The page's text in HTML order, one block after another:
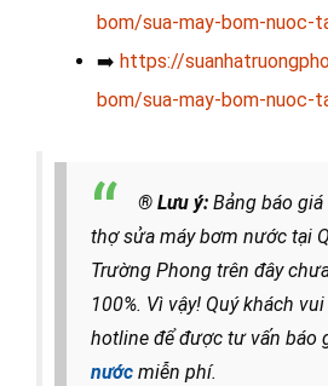
bom/sua-may-bom-nuoc-
➡️ https://
bom/sua-may-bom-nuoc-
® Lưu ý: Bảng báo
thợ sửa máy bơm nước tại
Trường Phong trên đây
100%. Vì vậy! Quý khách
hotline để được tư vấn báo
nước miễn phí.